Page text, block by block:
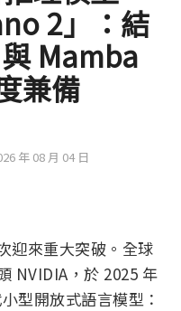
2」：結
Mamba
兼備
年 08 月 04 日
迎來重大突破。全球
NVIDIA，於 2025 年
型開放式語言模型：